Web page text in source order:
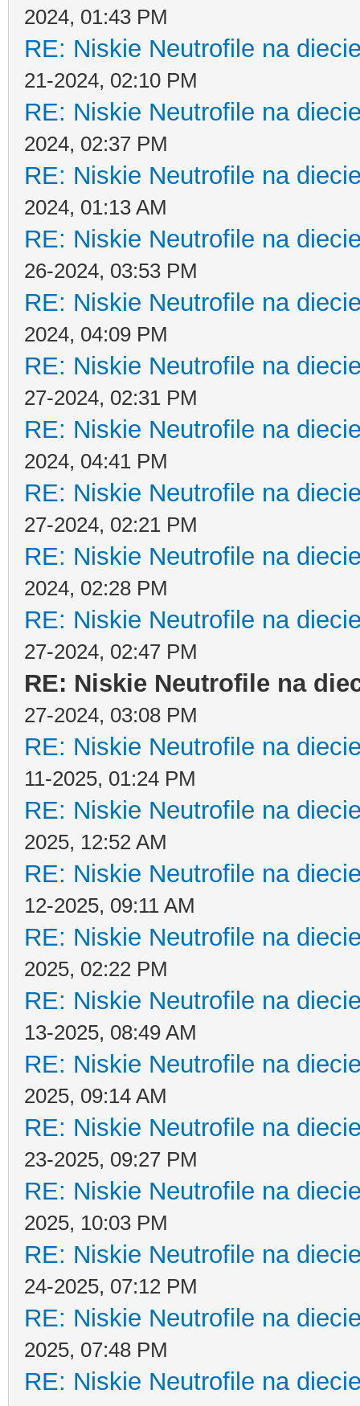
2024, 01:43 PM
RE: Niskie Neutrofile na
21-2024, 02:10 PM
RE: Niskie Neutrofile na
2024, 02:37 PM
RE: Niskie Neutrofile na
2024, 01:13 AM
RE: Niskie Neutrofile na
26-2024, 03:53 PM
RE: Niskie Neutrofile na
2024, 04:09 PM
RE: Niskie Neutrofile na
27-2024, 02:31 PM
RE: Niskie Neutrofile na
2024, 04:41 PM
RE: Niskie Neutrofile na
27-2024, 02:21 PM
RE: Niskie Neutrofile na
2024, 02:28 PM
RE: Niskie Neutrofile na
27-2024, 02:47 PM
RE: Niskie Neutrofile na
27-2024, 03:08 PM
RE: Niskie Neutrofile na
11-2025, 01:24 PM
RE: Niskie Neutrofile na
2025, 12:52 AM
RE: Niskie Neutrofile na
12-2025, 09:11 AM
RE: Niskie Neutrofile na
2025, 02:22 PM
RE: Niskie Neutrofile na
13-2025, 08:49 AM
RE: Niskie Neutrofile na
2025, 09:14 AM
RE: Niskie Neutrofile na
23-2025, 09:27 PM
RE: Niskie Neutrofile na
2025, 10:03 PM
RE: Niskie Neutrofile na
24-2025, 07:12 PM
RE: Niskie Neutrofile na
2025, 07:48 PM
RE: Niskie Neutrofile na